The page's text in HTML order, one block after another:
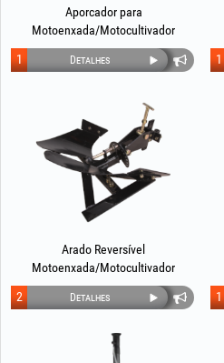
Aporcador para
Motoenxada/Motocultivador
EvoTools®
Detalhes
1 1
Arado Reversível
Motoenxada/Motocultivador
Detalhes
2 1